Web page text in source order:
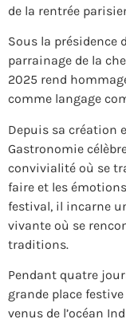
de la rentrée
Sous la présidence
parrainage de la
2025 rend
comme langage
Depuis sa création
Gastronomie
convivialité où se
faire et les
festival, il incarne
vivante où se
traditions.
Pendant quatre
grande place
venus de l’océan